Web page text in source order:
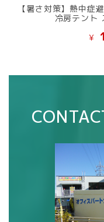
【暑さ対策】熱中症
冷房テント
¥